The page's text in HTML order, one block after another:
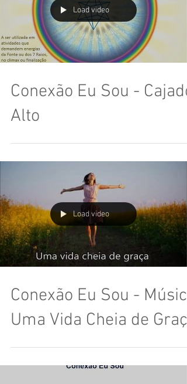
Load video
Conexão Eu Sou - Cajado
Alto
Load video
Conexão Eu Sou - Música
Uma Vida Cheia de Graça